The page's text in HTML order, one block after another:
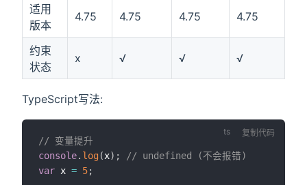
适用
版本
4.75 4.75 4.75 4.75
约束
状态
x √ √ √
TypeScript写法:
// 变量提升
console. log(x) ;
// undefined (不会报错)
var x = 5;
复制代码